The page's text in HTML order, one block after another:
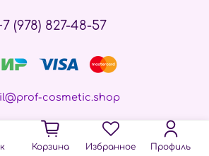
(978) 827-48-57
cosmetic.shop
Корзина Избранное Профиль